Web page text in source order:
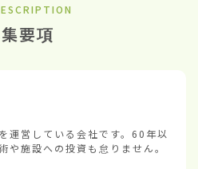
要項
運営している会社です。60年以
や施設への投資も怠りません。